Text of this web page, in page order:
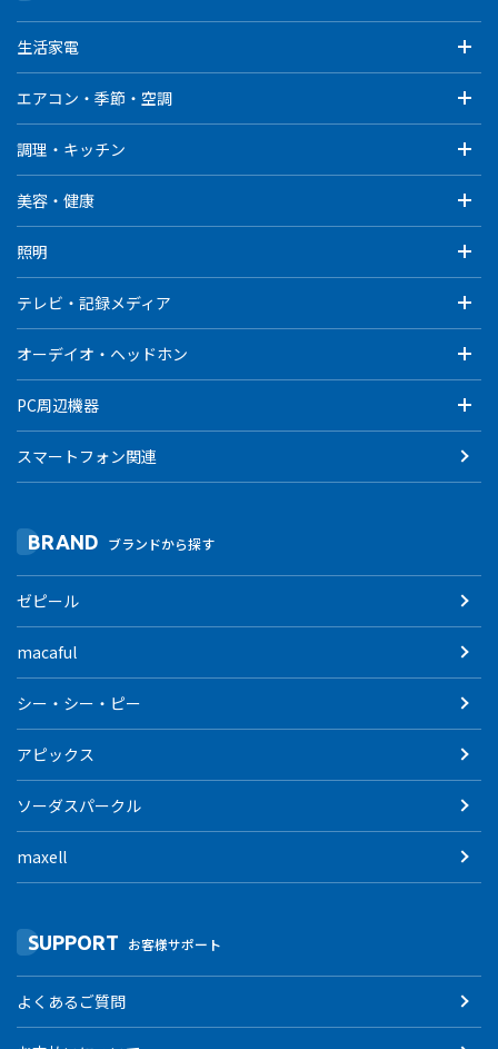
生活家電
エアコン・季節・空調
調理・キッチン
美容・健康
照明
テレビ・記録メディア
オーデイオ・ヘッドホン
PC周辺機器
スマートフォン関連
BRAND ブランドから探す
ゼピール
macaful
シー・シー・ピー
アピックス
ソーダスパークル
maxell
SUPPORT お客様サポート
よくあるご質問